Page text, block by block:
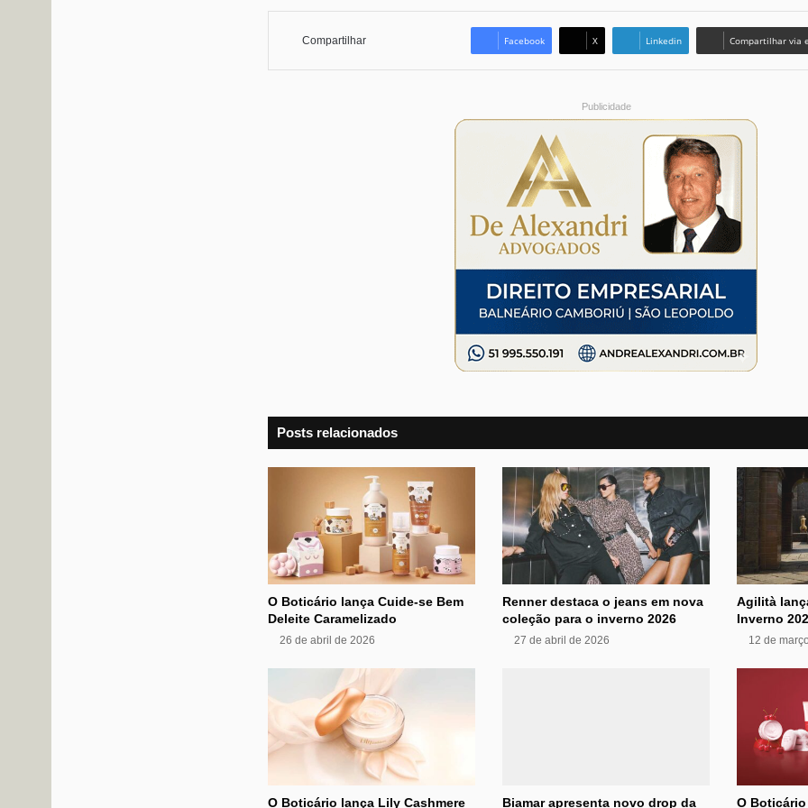
Compartilhar Facebook X Linkedin Compartilhar via
Publicidade
Posts relacionados
O Boticário lança Cuide-se Bem
Deleite Caramelizado
26 de abril de 2026
Renner destaca o jeans em nova
coleção para o inverno 2026
27 de abril de 2026
Agilità
Inverno
12 de
O Boticário lança Lily Cashmere Biamar apresenta novo drop da O